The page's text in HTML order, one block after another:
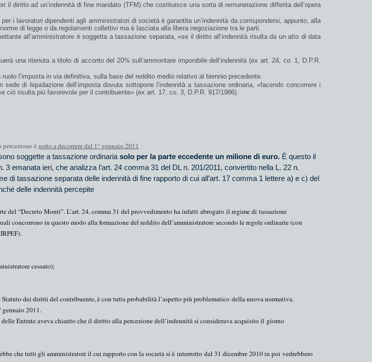
ildiritto ad un’indennità di fine mandato (TFM) che costituisce una sorta di remunerazione differitadell’opera
i lavoratori dipendenti agli amministratori di società è garantita un’indennità da corrispondersi, appunto, alla
di legge o da regolamenti collettivi ma è lasciata alla libera negoziazione tra le parti.
all’amministratore è soggetta atassazione separata, «se il diritto all’indennità risulta da un atto di data
una ritenutaa titolo di accontodel 20% sull’ammontare imponibile dell’indennità (ex art. 24, co. 1, D.P.R.
ruolo l’imposta in via definitiva, sulla base del reddito medio relativo al biennio precedente.
di liquidazione dell’imposta dovuta sottopone l’indennità a tassazione ordinaria,«facendo concorrere i
ciò risulta più favorevole per il contribuente» (ex art. 17, co. 3, D.P.R. 917/1986).
èsorto a decorrere dal 1° gennaio 2011
soggette a tassazione ordinaria solo per la parte eccedente un milione di euro. È questo il
emanata ieri, che analizza l’art. 24 comma 31 del DL n. 201/2011, convertito nella L. 22 n.
di tassazione separata delle indennità di fine rapporto di cui all’art. 17 comma 1 lettere a) e c) del
delle indennità percepite
del “Decreto Monti”. L’art. 24, comma 31 del provvedimento ha infatti abrogato il regime di tassazione
concorrono in questo modo alla formazione del reddito dell’amministratore secondo le regole ordinarie (con
cessato);
dei diritti del contribuente, è con tutta probabilità l’aspetto più problematico della nuova normativa.
gennaio 2011.
Entrate aveva chiarito che il diritto alla percezione dell’indennità si considerava acquisito il giorno
che tutti gli amministratori il cui rapporto con la società si è interrotto dal 31 dicembre2010 inpoi vedrebbero